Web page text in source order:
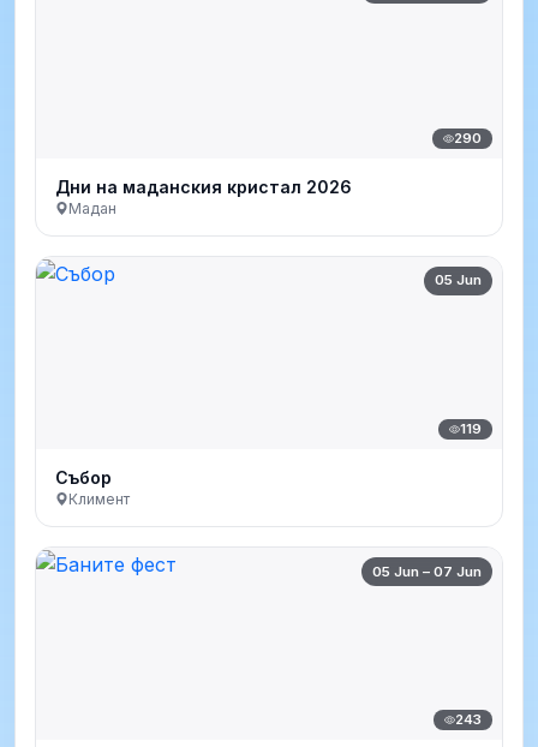
290
Дни на маданския кристал 2026
Мадан
05 Jun
119
Събор
Климент
05 Jun – 07 Jun
243